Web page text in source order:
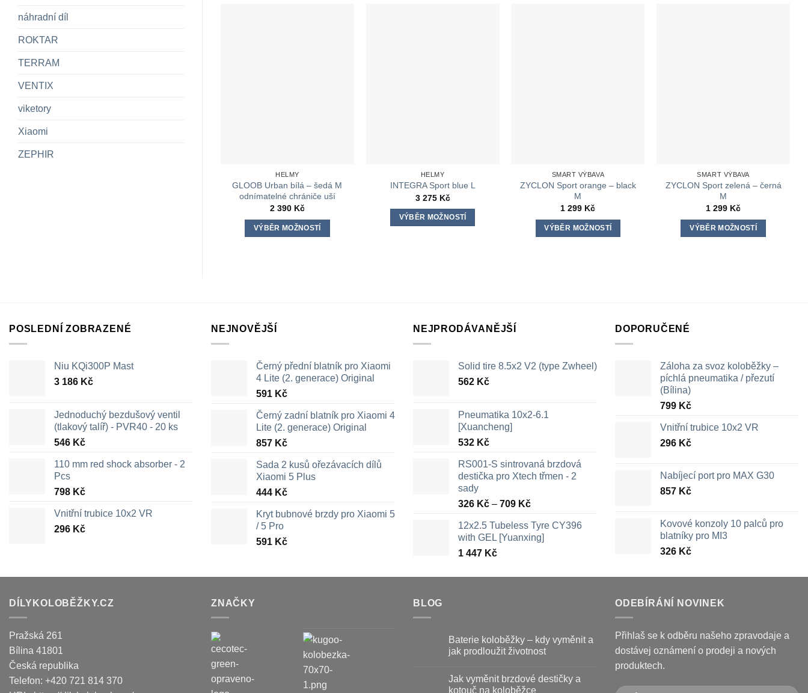
náhradní díl
ROKTAR
TERRAM
VENTIX
viketory
Xiaomi
ZEPHIR
HELMY
GLOOB Urban bílá – šedá M
odnímatelné chrániče uší
2 390 Kč
VÝBĚR MOŽNOSTÍ
stránce
produktu
HELMY
INTEGRA Sport blue L
3 275 Kč
VÝBĚR MOŽNOSTÍ
vybrat
produktu
SMART VÝBAVA
ZYCLON Sport orange – black
M
1 299 Kč
VÝBĚR MOŽNOSTÍ
stránce
SMART VÝBAVA
ZYCLON Sport zelená – černá
M
1 299 Kč
VÝBĚR MOŽNOSTÍ
stránce
produktu
POSLEDNÍ ZOBRAZENÉ
Niu KQi300P Mast
3 186 Kč
Jednoduchý bezdušový ventil
(tlakový talíř) - PVR40 - 20 ks
546 Kč
110 mm red shock absorber - 2
Pcs
798 Kč
Vnitřní trubice 10x2 VR
296 Kč
NEJNOVĚJŠÍ
Černý přední blatník pro Xiaomi
4 Lite (2. generace) Original
591 Kč
Černý zadní blatník pro Xiaomi 4
Lite (2. generace) Original
857 Kč
Sada 2 kusů ořezávacích dílů
Xiaomi 5 Plus
444 Kč
Kryt bubnové brzdy pro Xiaomi 5
/ 5 Pro
591 Kč
NEJPRODÁVANĚJŠÍ
Solid tire 8.5x2 V2 (type Zwheel)
562 Kč
Pneumatika 10x2-6.1
[Xuancheng]
532 Kč
RS001-S sintrovaná brzdová
destička pro Xtech třmen - 2
sady
326 Kč – 709 KčRozpětí
326 Kč
až
12x2.5 Tubeless Tyre CY396
with GEL [Yuanxing]
1 447 Kč
DOPORUČENÉ
Záloha za svoz koloběžky –
píchlá pneumatika / přezutí
(Bílina)
799 Kč
Vnitřní trubice 10x2 VR
296 Kč
Nabíjecí port pro MAX G30
857 Kč
Kovové konzoly 10 palců pro
blatníky pro MI3
326 Kč
DÍLYKOLOBĚŽKY.CZ
Pražská 261
Bílina 41801
Česká republika
Telefon: +420 721 814 370
ZNAČKY BLOG
Baterie koloběžky – kdy vyměnit a
jak prodloužit životnost
textu
Jak vyměnit brzdové destičky a
kotouč na koloběžce
ODEBÍRÁNÍ NOVINEK
Přihlaš se k odběru našeho zpravodaje a
dostávej oznámení o prodeji a nových
produktech.